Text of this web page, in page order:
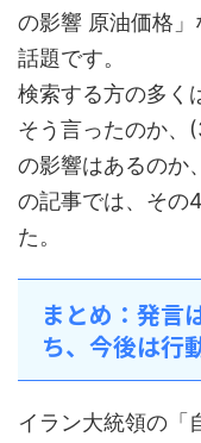
の影響 原油価格
話題です。
検索する方の多く
そう言ったのか、
の影響はあるのか
の記事では、その
た。
まとめ：発言
ち、今後は行
イラン大統領の「